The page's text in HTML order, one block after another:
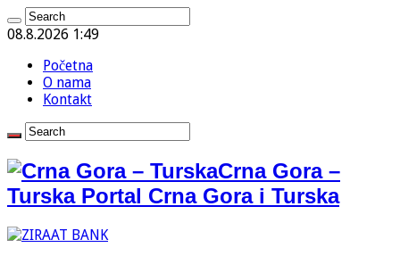
08.8.2026 1:49
Početna
O nama
Kontakt
Crna Gora –
Turska Portal Crna Gora i Turska